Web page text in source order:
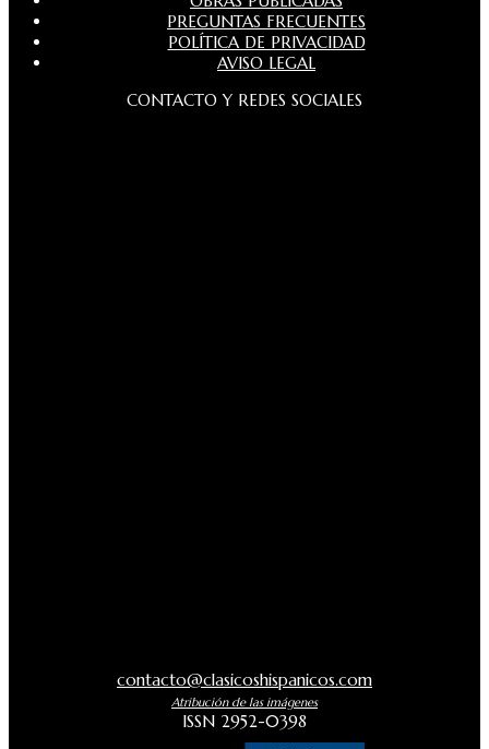
PREGUNTAS FRECUENTES
POLÍTICA DE PRIVACIDAD
AVISO LEGAL
CONTACTO Y REDES SOCIALES
contacto@clasicoshispanicos.com
Atribución de las imágenes
ISSN 2952-0398